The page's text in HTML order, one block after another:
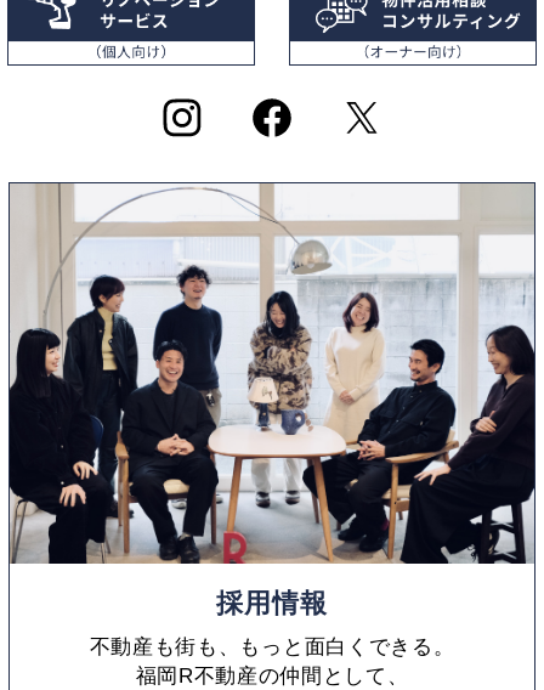
採用情報
不動産も街も、もっと面白くできる。
福岡R不動産の仲間として、